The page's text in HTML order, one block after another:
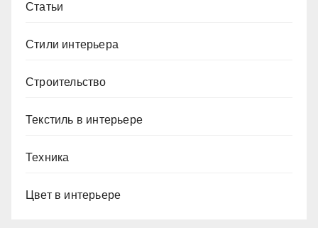
Статьи
Стили интерьера
Строительство
Текстиль в интерьере
Техника
Цвет в интерьере